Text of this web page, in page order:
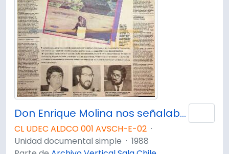
Don Enrique Molina nos señalaba que sin verdad ni esfuerzo, no hay progreso : Hacia el rescate del espíritu fundacional de nuestra universidad / Marina Gutiérrez
CL UDEC ALDCO 001 AVSCH-E-02 ·
Unidad documental simple · 1988